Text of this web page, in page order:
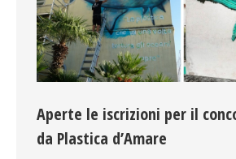
Aperte le iscrizioni per il
da Plastica d’Amare